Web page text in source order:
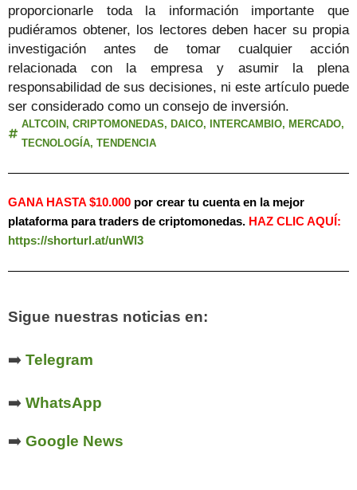
proporcionarle toda la información importante que
pudiéramos obtener, los lectores deben hacer su propia
investigación antes de tomar cualquier acción
relacionada con la empresa y asumir la plena
responsabilidad de sus decisiones, ni este artículo puede
ser considerado como un consejo de inversión.
ALTCOIN, CRIPTOMONEDAS, DAICO, INTERCAMBIO, MERCADO,
TECNOLOGÍA, TENDENCIA
GANA HASTA $10.000 por crear tu cuenta en la mejor
plataforma para traders de criptomonedas. HAZ CLIC AQUÍ:
https://shorturl.at/unWl3
Sigue nuestras noticias en:
➡️ Telegram
➡️ WhatsApp
➡️ Google News